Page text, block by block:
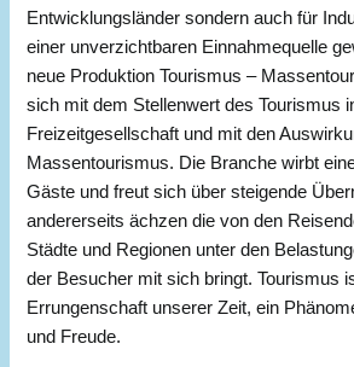
Entwicklungsländer sondern auch für
einer unverzichtbaren Einnahmequelle
neue Produktion Tourismus –
sich mit dem Stellenwert des Tourismus
Freizeitgesellschaft und mit den
Massentourismus. Die Branche wirbt
Gäste und freut sich über steigende
andererseits ächzen die von den
Städte und Regionen unter den
der Besucher mit sich bringt. Tourismus
Errungenschaft unserer Zeit, ein
und Freude.